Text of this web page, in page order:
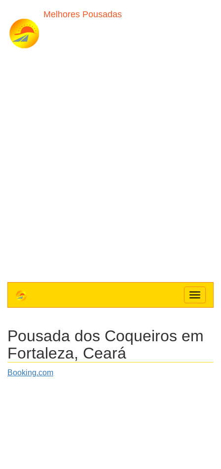
Melhores Pousadas
Toggle
Pousada dos Coqueiros em
Fortaleza, Ceará
Booking.com